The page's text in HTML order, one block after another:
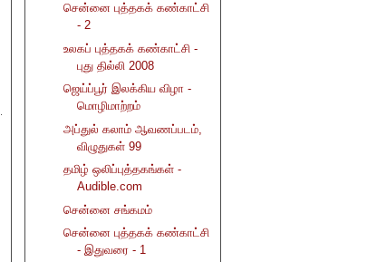
சென்னை புத்தகக் கண்காட்சி
- 2
உலகப் புத்தகக் கண்காட்சி -
புது தில்லி 2008
ஜெய்ப்பூர் இலக்கிய விழா -
மொழிமாற்றம்
அப்துல் கலாம் ஆவணப்படம்,
விழுதுகள் 99
தமிழ் ஒலிப்புத்தகங்கள் -
Audible.com
சென்னை சங்கமம்
சென்னை புத்தகக் கண்காட்சி
- இதுவரை - 1